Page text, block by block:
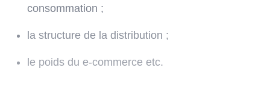
consommation ;
la structure de la distribution ;
le poids du e-commerce etc.